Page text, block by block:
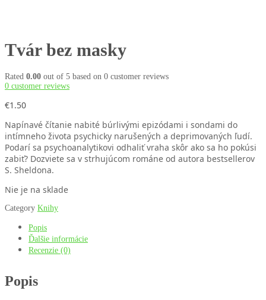
Tvár bez masky
Rated 0.00 out of 5 based on 0 customer reviews
0 customer reviews
€1.50
Napínavé čítanie nabité búrlivými epizódami i sondami do
intímneho života psychicky narušených a deprimovaných ľudí.
Podarí sa psychoanalytikovi odhaliť vraha skôr ako sa ho pokúsi
zabiť? Dozviete sa v strhujúcom románe od autora bestsellerov
S. Sheldona.
Nie je na sklade
Category Knihy
Popis
Ďalšie informácie
Recenzie (0)
Popis